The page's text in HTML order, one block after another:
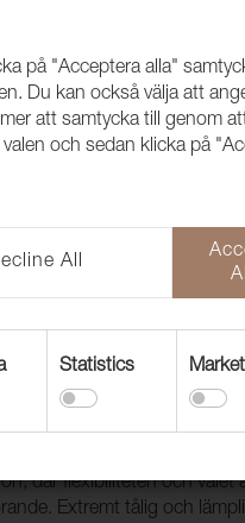
912 Smoked oak
där flexibiliteten och valet
Extremt tålig och
på "Acceptera alla"
Du kan också välja att
att samtycka till genom
och sedan klicka på
All
Statistics